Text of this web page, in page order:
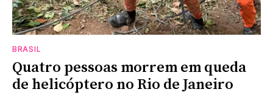
BRASIL
Quatro pessoas morrem em queda
de helicóptero no Rio de Janeiro